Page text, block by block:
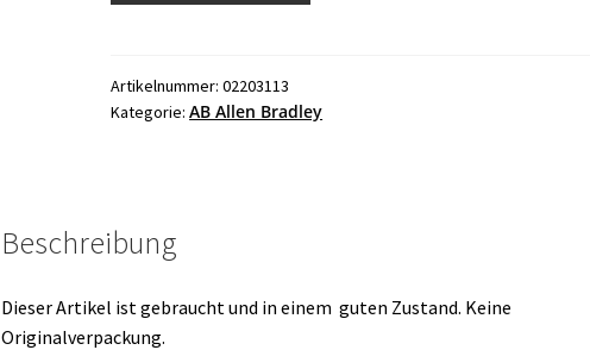
1746-
OW16
Artikelnummer:02203113
Kategorie:AB Allen Bradley
Beschreibung
Dieser Artikel ist gebraucht und in einem guten Zustand. Keine
Originalverpackung.